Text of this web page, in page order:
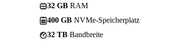
32 GB RAM
400 GB NVMe-Speicherplatz
32 TB Bandbreite